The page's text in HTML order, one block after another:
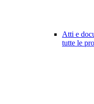
Atti e
tutte le